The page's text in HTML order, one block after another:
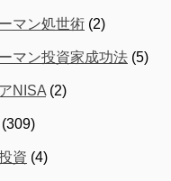
マン処世術 (2)
マン投資家成功法 (5)
NISA (2)
(309)
資 (4)